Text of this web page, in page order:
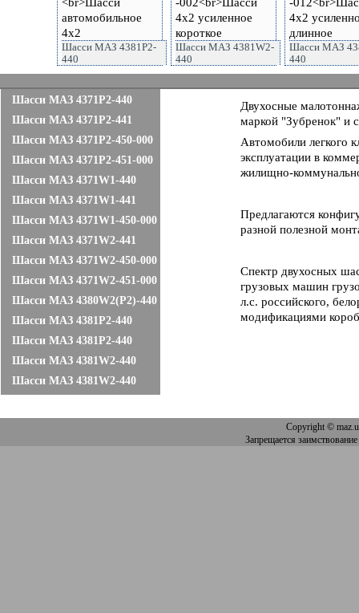
Шасси МАЗ 4381P2-
440
Шасси МАЗ 4381W2-
440
Шасси МАЗ
440
Шасси МАЗ 4371P2-440
Шасси МАЗ 4371P2-441
Шасси МАЗ 4371P2-450-000
Шасси МАЗ 4371P2-451-000
Шасси МАЗ 4371W1-440
Шасси МАЗ 4371W1-441
Шасси МАЗ 4371W1-450-000
Шасси МАЗ 4371W2-441
Шасси МАЗ 4371W2-450-000
Шасси МАЗ 4371W2-451-000
Шасси МАЗ 4380W2(P2)-440
Шасси МАЗ 4381P2-440
Шасси МАЗ 4381P2-440
Шасси МАЗ 4381W2-440
Шасси МАЗ 4381W2-440
Двухосные
маркой "Зубренок" и
Автомобили легкого
эксплуатации в
жилищно-
Предлагаются
разной полезной
Спектр двухосных
грузовых машин
л.с. российского,
модификациями
Copyright©
Запрещается